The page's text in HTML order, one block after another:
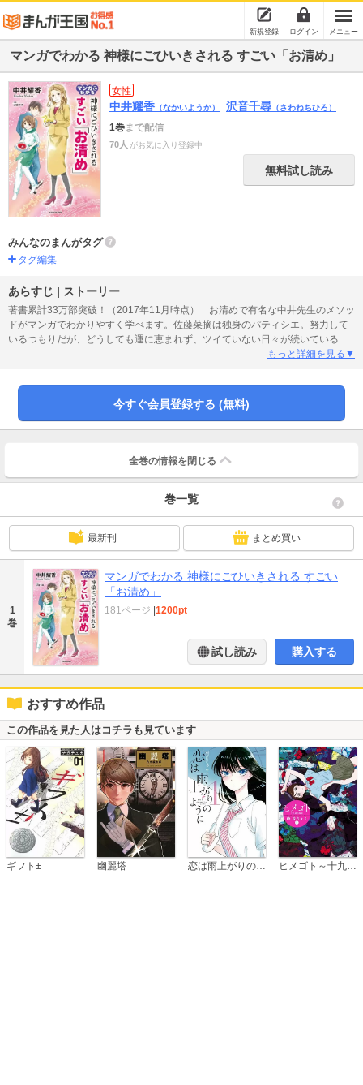
新規登録 ログイン メニュー
マンガでわかる 神様にごひいきされる すごい「お清め」
女性
中井耀香 （なかいようか） 沢音千尋 （さわねちひろ）
1巻まで配信
70人 がお気に入り登録中
無料試し読み
みんなのまんがタグ
タグ編集
あらすじ | ストーリー
著書累計33万部突破！（2017年11月時点） お清めで有名な中井先生のメソッ
ドがマンガでわかりやすく学べます。佐藤菜摘は独身のパティシエ。努力して
いるつもりだが、どうしても運に恵まれず、ツイていない日々が続いている。
そこに仲元耀希という古神道数秘術家が現れる。仲元は、まず菜摘の家へ行
澱んでいた。「玄関が一番、大切なの！」 仲元は叫ぶ。そして、物をどんど
ん捨てさせ、神様にごひいきされる玄関をつくってくれた。そして、お風呂、
トイレなど、家全体をどう整えるかを細かく伝授。菜摘の部屋の「気」が、ぱ
っと変わる。さらに、・金運爆上げの３財布・呪いの人間関係を浄化する方
の人生を変え始める！菜摘は、最後、どうなるのか？ みなさん、ぜひご一読
をもとに、マンガのストーリーを構築し、解説を再編集したものです。
もっと詳細を見る▼
今すぐ会員登録する (無料)
全巻の情報を 閉じる
巻一覧
最新刊 まとめ買い
1
巻
マンガでわかる 神様にごひいきされる すごい
「お清め」
181ページ 1200pt
試し読み 購入する
おすすめ作品
この作品を見た人はコチラも見ています
ギフト± 幽麗塔 恋は雨上がりのように ヒメゴト～十九歳の制服～